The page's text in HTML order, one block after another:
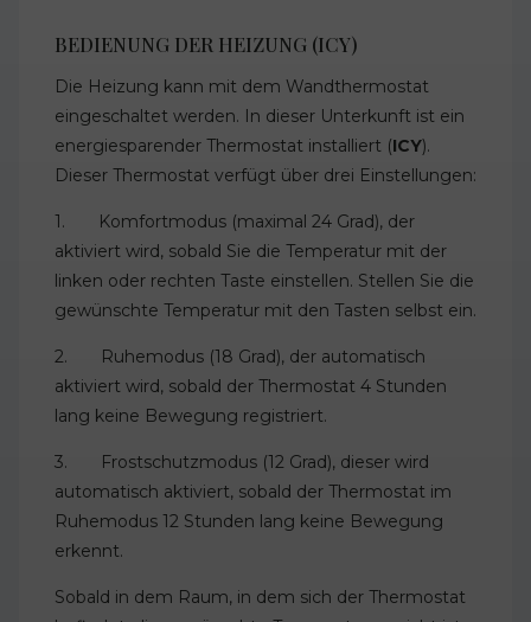
BEDIENUNG DER HEIZUNG (ICY)
Die Heizung kann mit dem Wandthermostat
eingeschaltet werden. In dieser Unterkunft ist ein
energiesparender Thermostat installiert (ICY).
Dieser Thermostat verfügt über drei Einstellungen:
1. Komfortmodus (maximal 24 Grad), der
aktiviert wird, sobald Sie die Temperatur mit der
linken oder rechten Taste einstellen. Stellen Sie die
gewünschte Temperatur mit den Tasten selbst ein.
2. Ruhemodus (18 Grad), der automatisch
aktiviert wird, sobald der Thermostat 4 Stunden
lang keine Bewegung registriert.
3. Frostschutzmodus (12 Grad), dieser wird
automatisch aktiviert, sobald der Thermostat im
Ruhemodus 12 Stunden lang keine Bewegung
erkennt.
Sobald in dem Raum, in dem sich der Thermostat